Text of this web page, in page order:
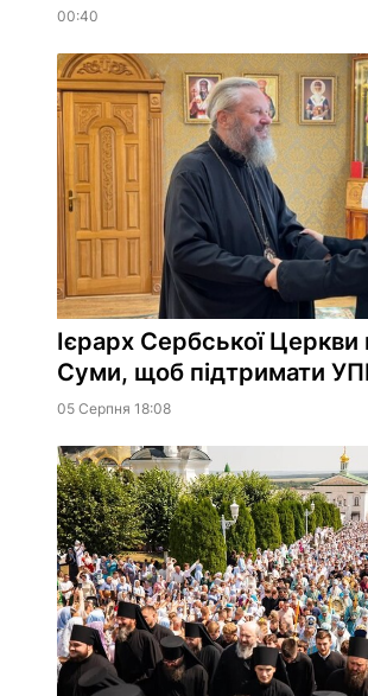
00:40
Ієрарх Сербської Церкви
Суми, щоб підтримати
05 Серпня 18:08